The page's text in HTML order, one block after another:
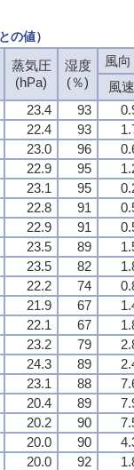
値）
蒸気圧
(hPa)
湿度
(％)
風
風速
23.4 93
22.4 93
23.0 96
22.9 95
23.1 95
22.8 91
22.9 91
23.5 89
23.5 82
22.2 74
21.9 67
22.1 67
23.2 79
24.3 89
23.1 88
20.4 89
20.2 90
20.0 90
20.0 92